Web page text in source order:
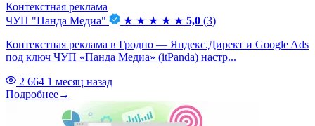
Контекстная реклама
ЧУП "Панда Медиа"
★ ★ ★ ★ ★ 5,0 (3)
Контекстная реклама в Гродно — Яндекс.Директ и Google Ads
под ключ ЧУП «Панда Медиа» (itPanda) настр...
2 664 1 месяц назад
Подробнее→